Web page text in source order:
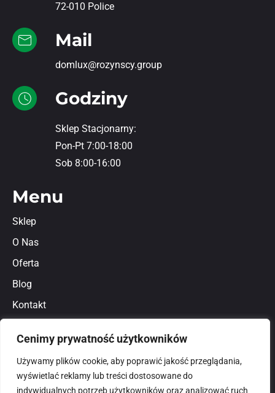
Cenimy prywatność użytkowników
Używamy plików cookie, aby poprawić jakość przeglądania,
wyświetlać reklamy lub treści dostosowane do
indywidualnych potrzeb użytkowników oraz analizować ruch
72-010 Police
Mail
domlux@rozynscy.group
Godziny
Sklep Stacjonarny:
Pon-Pt 7:00-18:00
Sob 8:00-16:00
Menu
Sklep
O Nas
Oferta
Blog
Kontakt
Polityka prywatności